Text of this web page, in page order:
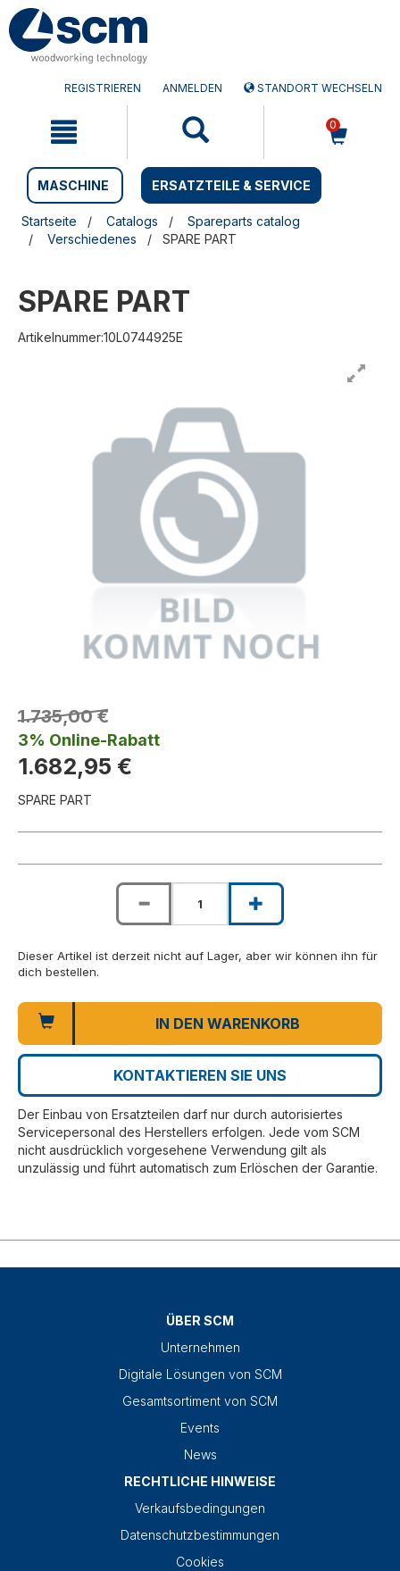
Zum
Inhalt
springen
Zum
Navigationsmen�
springen
REGISTRIEREN ANMELDEN STANDORT WECHSELN
0
MASCHINE ERSATZTEILE & SERVICE
Startseite Catalogs
Spareparts catalog
Verschiedenes
SPARE PART
SPARE PART
Artikelnummer:10L0744925E
1.735,00 €
3% Online-Rabatt
1.682,95 €
SPARE PART
Dieser Artikel ist derzeit nicht auf Lager, aber wir können ihn für
dich bestellen.
IN DEN WARENKORB
KONTAKTIEREN SIE UNS
Der Einbau von Ersatzteilen darf nur durch autorisiertes
Servicepersonal des Herstellers erfolgen. Jede vom SCM
nicht ausdrücklich vorgesehene Verwendung gilt als
unzulässig und führt automatisch zum Erlöschen der Garantie.
ÜBER SCM
Unternehmen
Digitale Lösungen von SCM
Gesamtsortiment von SCM
Events
News
RECHTLICHE HINWEISE
Verkaufsbedingungen
Datenschutzbestimmungen
Cookies